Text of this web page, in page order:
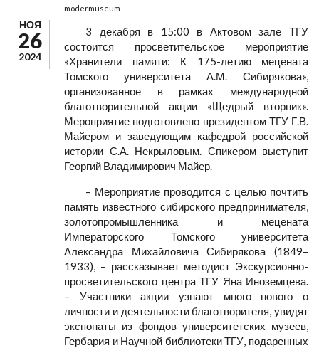
НОЯ
26
2024
modermuseum
3 декабря в 15:00 в Актовом зале ТГУ
состоится просветительское мероприятие
«Хранители памяти: К 175-летию мецената
Томского университета А.М. Сибирякова»,
организованное в рамках международной
благотворительной акции «Щедрый вторник».
Мероприятие подготовлено президентом ТГУ Г.В.
Майером и заведующим кафедрой российской
истории С.А. Некрыловым. Спикером выступит
Георгий Владимирович Майер.
– Мероприятие проводится с целью почтить
память известного сибирского предпринимателя,
золотопромышленника и мецената
Императорского Томского университета
Александра Михайловича Сибирякова (1849–
1933), – рассказывает методист Экскурсионно-
просветительского центра ТГУ Яна Иноземцева.
– Участники акции узнают много нового о
личности и деятельности благотворителя, увидят
экспонаты из фондов университетских музеев,
Гербария и Научной библиотеки ТГУ, подаренных